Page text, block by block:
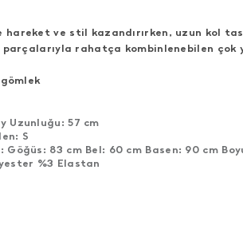
hareket ve stil kazandırırken, uzun kol
rahatça kombinlenebilen çok
Uzunluğu: 57 cm
S
83 cm Bel: 60 cm Basen: 90 cm
%3 Elastan